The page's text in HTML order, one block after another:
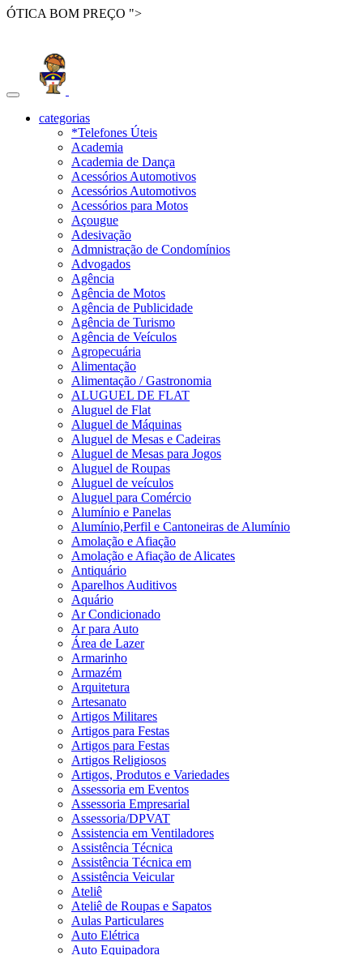
ÓTICA BOM PREÇO ">
Toggle
navigationcategorias
*Telefones Úteis
Academia
Academia de Dança
Acessórios Automotivos
Acessórios Automotivos
Acessórios para Motos
Açougue
Adesivação
Admnistração de Condomínios
Advogados
Agência
Agência de Motos
Agência de Publicidade
Agência de Turismo
Agência de Veículos
Agropecuária
Alimentação
Alimentação / Gastronomia
ALUGUEL DE FLAT
Aluguel de Flat
Aluguel de Máquinas
Aluguel de Mesas e Cadeiras
Aluguel de Mesas para Jogos
Aluguel de Roupas
Aluguel de veículos
Aluguel para Comércio
Alumínio e Panelas
Alumínio,Perfil e Cantoneiras de Alumínio
Amolação e Afiação
Amolação e Afiação de Alicates
Antiquário
Aparelhos Auditivos
Aquário
Ar Condicionado
Ar para Auto
Área de Lazer
Armarinho
Armazém
Arquitetura
Artesanato
Artigos Militares
Artigos para Festas
Artigos para Festas
Artigos Religiosos
Artigos, Produtos e Variedades
Assessoria em Eventos
Assessoria Empresarial
Assessoria/DPVAT
Assistencia em Ventiladores
Assistência Técnica
Assistência Técnica em
Assistência Veicular
Ateliê
Ateliê de Roupas e Sapatos
Aulas Particulares
Auto Elétrica
Auto Equipadora